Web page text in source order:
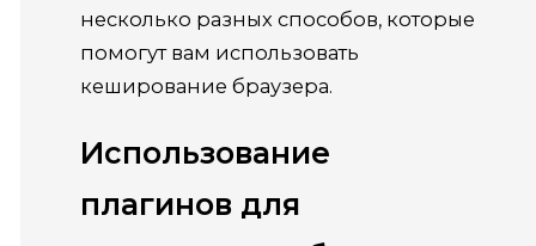
несколько разных способов, которые
помогут вам использовать
кеширование браузера.
Использование
плагинов для